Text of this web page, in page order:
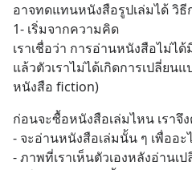
อาจทดแทนหนังสือรูปเล่มได้ วิธี
1- เริ่มจากความคิด
เราเชื่อว่า การอ่านหนังสือไม่ไ
แล้วตัวเราไม่ได้เกิดการเปลี่ย
หนังสือ fiction)
ก่อนจะซื้อหนังสือเล่มไหน เราจึ
- จะอ่านหนังสือเล่มนั้น ๆ เพื่ออะ
- ภาพที่เราเห็นตัวเองหลังอ่านเ